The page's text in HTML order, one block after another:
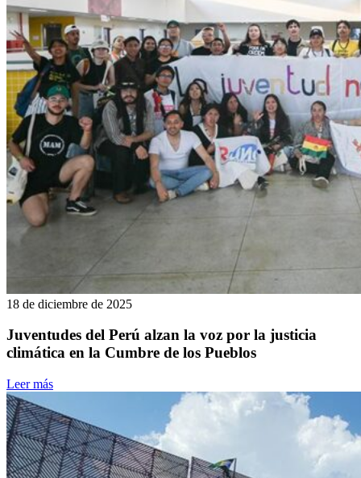
18 de diciembre de 2025
Juventudes del Perú alzan la voz por la justicia
climática en la Cumbre de los Pueblos
Leer más